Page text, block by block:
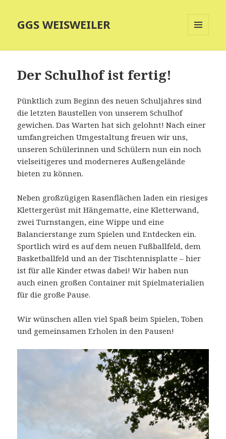
GGS WEISWEILER
Der Schulhof ist fertig!
Pünktlich zum Beginn des neuen Schuljahres sind
die letzten Baustellen von unserem Schulhof
gewichen. Das Warten hat sich gelohnt! Nach einer
umfangreichen Umgestaltung freuen wir uns,
unseren Schülerinnen und Schülern nun ein noch
vielseitigeres und moderneres Außengelände
bieten zu können.
Neben großzügigen Rasenflächen laden ein riesiges
Klettergerüst mit Hängematte, eine Kletterwand,
zwei Turnstangen, eine Wippe und eine
Balancierstange zum Spielen und Entdecken ein.
Sportlich wird es auf dem neuen Fußballfeld, dem
Basketballfeld und an der Tischtennisplatte – hier
ist für alle Kinder etwas dabei! Wir haben nun
auch einen großen Container mit Spielmaterialien
für die große Pause.
Wir wünschen allen viel Spaß beim Spielen, Toben
und gemeinsamen Erholen in den Pausen!